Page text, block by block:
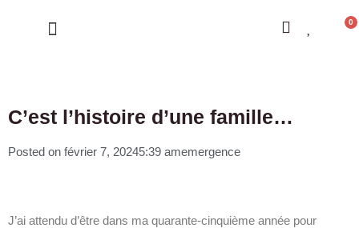
0
C’est l’histoire d’une famille…
Posted on février 7, 20245:39 amemergence
J’ai attendu d’être dans ma quarante-cinquième année pour